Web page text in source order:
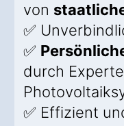
von
✅
✅
durch
✅ Effizient